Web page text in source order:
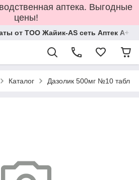
аптека. Выгодные
цены!
от ТОО Жайик-AS сеть Аптек А+
Каталог Дазолик 500мг №10 табл